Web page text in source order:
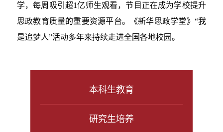
学，每周吸引超1亿师生观看，节目正在成为学校提升
思政教育质量的重要资源平台。《新华思政学堂》“我
是追梦人”活动多年来持续走进全国各地校园。
本科生教育
研究生培养